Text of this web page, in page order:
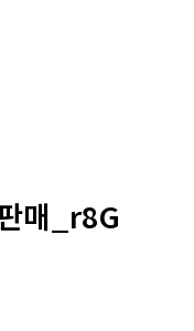
매_r8G